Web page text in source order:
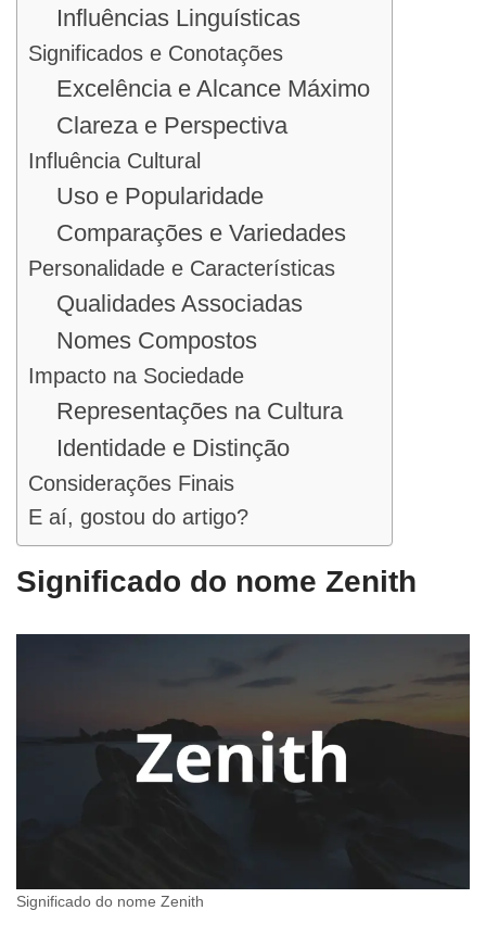
Influências Linguísticas
Significados e Conotações
Excelência e Alcance Máximo
Clareza e Perspectiva
Influência Cultural
Uso e Popularidade
Comparações e Variedades
Personalidade e Características
Qualidades Associadas
Nomes Compostos
Impacto na Sociedade
Representações na Cultura
Identidade e Distinção
Considerações Finais
E aí, gostou do artigo?
Significado do nome Zenith
Significado do nome Zenith